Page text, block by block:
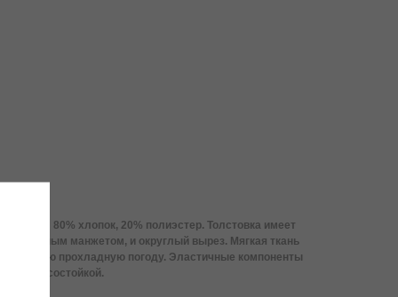
составе: 80% хлопок, 20% полиэстер. Толстовка имеет
эластичным манжетом, и округлый вырез. Мягкая ткань
в самую прохладную погоду. Эластичные компоненты
и износостойкой.